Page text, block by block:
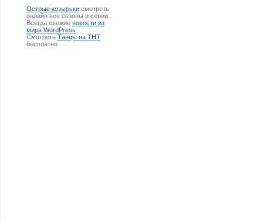
Острые козырьки смотреть
онлайн все сезоны и серии.
Всегда свежие новости из
мира WordPress
Смотреть Танцы на ТНТ
бесплатно